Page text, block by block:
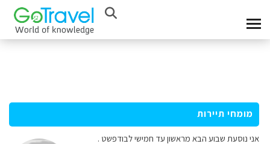
מומחי תיירות
אני נוסעת שבוע הבא מראשון עד חמישי לבודפשט .